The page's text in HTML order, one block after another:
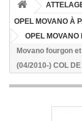
OPEL MOVANO À
OPEL
Movano fourgon
(04/2010-) COL